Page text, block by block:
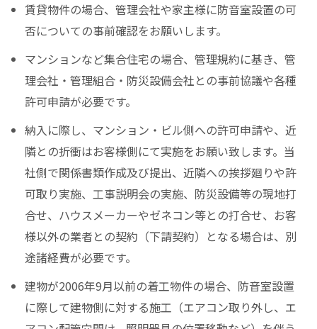
賃貸物件の場合、管理会社や家主様に防音室設置の可
否についての事前確認をお願いします。
マンションなど集合住宅の場合、管理規約に基き、管
理会社・管理組合・防災設備会社との事前協議や各種
許可申請が必要です。
納入に際し、マンション・ビル側への許可申請や、近
隣との折衝はお客様側にて実施をお願い致します。当
社側で関係書類作成及び提出、近隣への挨拶廻りや許
可取り実施、工事説明会の実施、防災設備等の現地打
合せ、ハウスメーカーやゼネコン等との打合せ、お客
様以外の業者との契約（下請契約）となる場合は、別
途諸経費が必要です。
建物が2006年9月以前の着工物件の場合、防音室設置
に際して建物側に対する施工（エアコン取り外し、エ